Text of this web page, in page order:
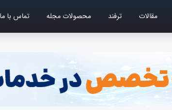
مقالات ترفند محصولات مجله تماس با ما